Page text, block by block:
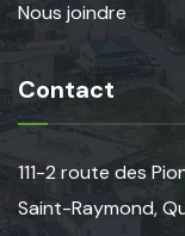
Nous joindre
Contact
111-2 route des
Saint-Raymond,